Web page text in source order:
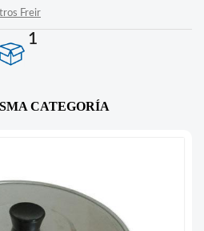
Freir
1
CATEGORÍA